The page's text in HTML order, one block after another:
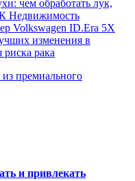
чем обработать лук,
Недвижимость
Volkswagen ID.Era 5X
изменения в
рака
премиального
и привлекать